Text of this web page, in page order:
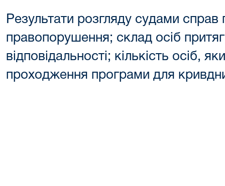
Результати розгляду судами справ
правопорушення; склад осіб
відповідальності; кількість осіб,
проходження програми для